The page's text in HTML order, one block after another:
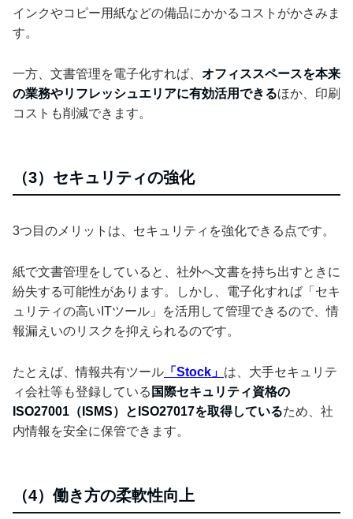
インクやコピー用紙などの備品にかかるコストがかさみま
す。
一方、文書管理を電子化すれば、 オフィススペースを本来
の業務やリフレッシュエリアに有効活用できるほか、印刷
コストも削減できます。
（3）セキュリティの強化
3つ目のメリットは、セキュリティを強化できる点です。
紙で文書管理をしていると、社外へ文書を持ち出すときに
紛失する可能性があります。しかし、電子化すれば「セキ
ュリティの高いITツール」を活用して管理できるので、情
報漏えいのリスクを抑えられるのです。
たとえば、情報共有ツール 「Stock」 は、大手セキュリテ
ィ会社等も登録している 国際セキュリティ資格の
ISO27001（ISMS）とISO27017を取得しているため、社
内情報を安全に保管できます。
（4）働き方の柔軟性向上